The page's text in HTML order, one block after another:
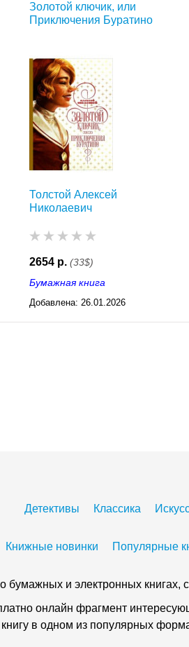
Золотой ключик, или
Приключения Буратино
Толстой Алексей
Николаевич
2654 р. (33$)
Бумажная книга
Добавлена: 26.01.2026
03:23
Детективы
Классика
Книжные новинки Популярные
бумажных и электронных книгах,
онлайн фрагмент
в одном из популярных